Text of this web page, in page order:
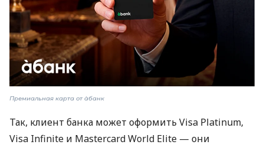
Премиальная карта от àбанк
Так, клиент банка может оформить Visa Platinum,
Visa Infinite и Mastercard World Elite — они